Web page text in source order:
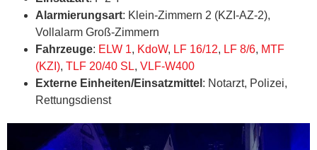
Alarmierungsart: Klein-Zimmern 2 (KZI-AZ-2),
Vollalarm Groß-Zimmern
Fahrzeuge: ELW 1, KdoW, LF 16/12, LF 8/6, MTF
(KZI), TLF 20/40 SL, VLF-W400
Externe Einheiten/Einsatzmittel : Notarzt, Polizei,
Rettungsdienst